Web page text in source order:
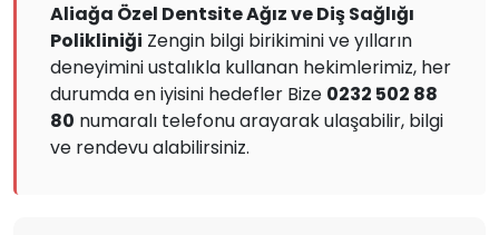
Aliağa Özel Dentsite Ağız ve Diş Sağlığı
Polikliniği Zengin bilgi birikimini ve yılların
deneyimini ustalıkla kullanan hekimlerimiz, her
durumda en iyisini hedefler Bize 0232 502 88
80 numaralı telefonu arayarak ulaşabilir, bilgi
ve rendevu alabilirsiniz.